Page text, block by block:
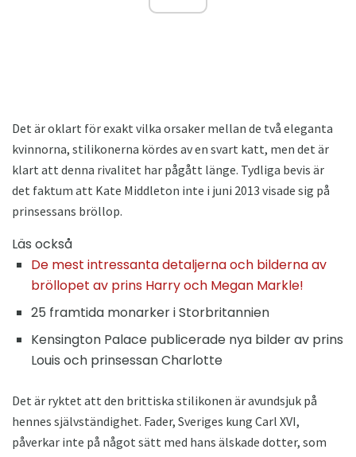
Det är oklart för exakt vilka orsaker mellan de två eleganta
kvinnorna, stilikonerna kördes av en svart katt, men det är
klart att denna rivalitet har pågått länge. Tydliga bevis är
det faktum att Kate Middleton inte i juni 2013 visade sig på
prinsessans bröllop.
Läs också
De mest intressanta detaljerna och bilderna av
bröllopet av prins Harry och Megan Markle!
25 framtida monarker i Storbritannien
Kensington Palace publicerade nya bilder av prins
Louis och prinsessan Charlotte
Det är ryktet att den brittiska stilikonen är avundsjuk på
hennes självständighet. Fader, Sveriges kung Carl XVI,
påverkar inte på något sätt med hans älskade dotter, som